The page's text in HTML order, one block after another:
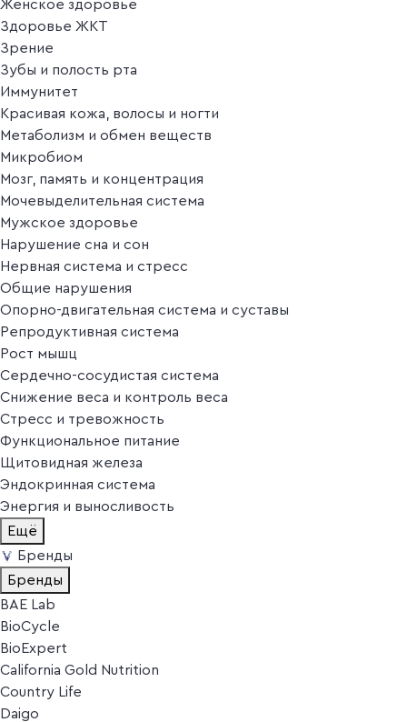
Женское здоровье
Здоровье ЖКТ
Зрение
Зубы и полость рта
Иммунитет
Красивая кожа, волосы и ногти
Метаболизм и обмен веществ
Микробиом
Мозг, память и концентрация
Мочевыделительная система
Мужское здоровье
Нарушение сна и сон
Нервная система и стресс
Общие нарушения
Опорно-двигательная система и суставы
Репродуктивная система
Рост мышц
Сердечно-сосудистая система
Снижение веса и контроль веса
Стресс и тревожность
Функциональное питание
Щитовидная железа
Эндокринная система
Энергия и выносливость
Ещё
Бренды
Бренды
BAE Lab
BioCycle
BioExpert
California Gold Nutrition
Country Life
Daigo